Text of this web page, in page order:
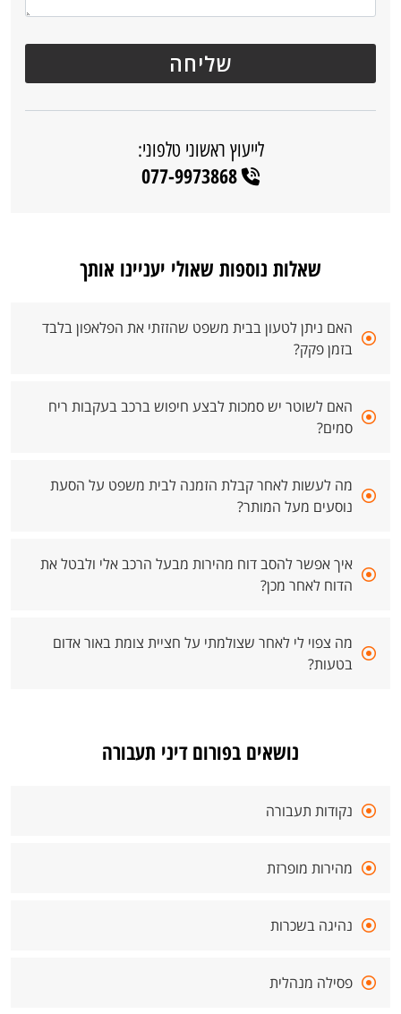
לייעוץ ראשוני טלפוני:
077-9973868
שאלות נוספות שאולי יעניינו אותך
האם ניתן לטעון בבית משפט שהזזתי את הפלאפון בלבד
בזמן פקק?
האם לשוטר יש סמכות לבצע חיפוש ברכב בעקבות ריח
סמים?
מה לעשות לאחר קבלת הזמנה לבית משפט על הסעת
נוסעים מעל המותר?
איך אפשר להסב דוח מהירות מבעל הרכב אלי ולבטל את
הדוח לאחר מכן?
מה צפוי לי לאחר שצולמתי על חציית צומת באור אדום
בטעות?
נושאים בפורום דיני תעבורה
נקודות תעבורה
מהירות מופרזת
נהיגה בשכרות
פסילה מנהלית